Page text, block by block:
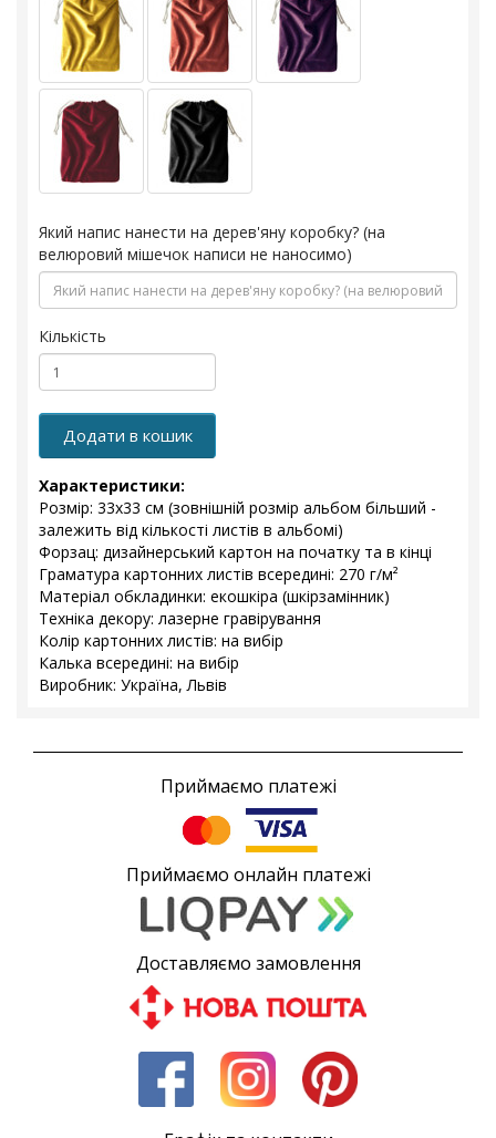
Який напис нанести на дерев'яну коробку? (на
велюровий мішечок написи не наносимо)
Кількість
Додати в кошик
Характеристики:
Розмір: 33х33 см (зовнішній розмір альбом більший -
залежить від кількості листів в альбомі)
Форзац: дизайнерський картон на початку та в кінці
Граматура картонних листів всередині: 270 г/м²
Матеріал обкладинки: екошкіра (шкірзамінник)
Техніка декору: лазерне гравірування
Колір картонних листів: на вибір
Калька всередині: на вибір
Виробник: Україна, Львів
Приймаємо платежі
Приймаємо онлайн платежі
Доставляємо замовлення